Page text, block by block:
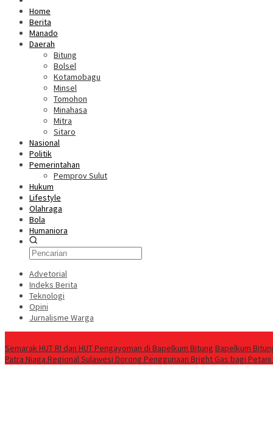
Home
Berita
Manado
Daerah
Bitung
Bolsel
Kotamobagu
Minsel
Tomohon
Minahasa
Mitra
Sitaro
Nasional
Politik
Pemerintahan
Pemprov Sulut
Hukum
Lifestyle
Olahraga
Bola
Humaniora
Advetorial
Indeks Berita
Teknologi
Opini
Jurnalisme Warga
Semarak HUT RI dan HUT Pengayoman di Bapelkum Bitung ‎Bapelkum
Patra Niaga Regional Sulawesi Dorong Penggunaan Bright Gas bagi